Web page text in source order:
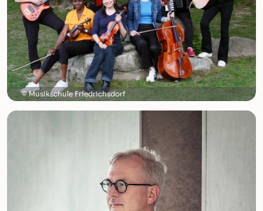
Musikschule Friedrichsdorf